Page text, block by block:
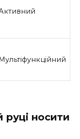
руці носити